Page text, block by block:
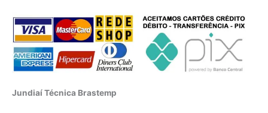
Jundiaí Técnica Brastemp